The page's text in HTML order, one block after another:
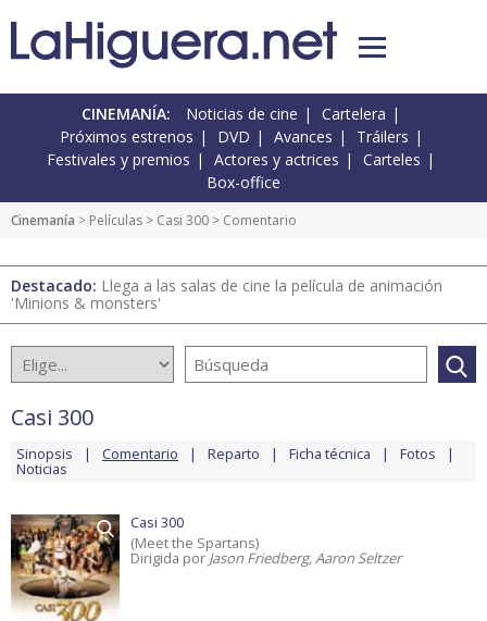
CINEMANÍA: Noticias de cine
Cartelera
Próximos estrenos
DVD Avances
Tráilers
Festivales y premios
Actores y actrices
Carteles
Box-office
Cinemanía > Películas > Casi 300 > Comentario
Destacado: Llega a las salas de cine la película de animación
'Minions & monsters'
Casi 300
Sinopsis Comentario Reparto Ficha técnica Fotos
Noticias
Casi 300
(Meet the Spartans)
Dirigida porJason Friedberg, Aaron Seltzer